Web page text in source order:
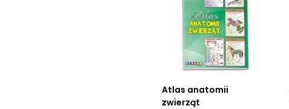
Atlas anatomii
zwierząt